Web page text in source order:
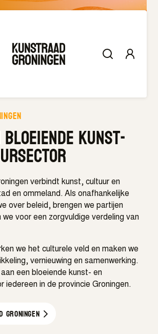
bloeiende kunst-
verbindt kunst, cultuur en
en ommeland. Als onafhankelijke
over beleid, brengen we partijen
we voor een zorgvuldige verdeling van
we het culturele veld en maken we
vernieuwing en samenwerking.
een bloeiende kunst- en
iedereen in de provincie Groningen.